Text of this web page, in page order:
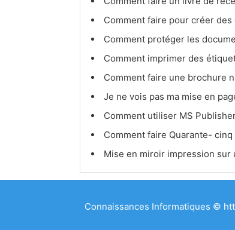
Comment faire pour créer
Comment protéger les
Comment imprimer des
Comment faire une brochure
Je ne vois pas ma mise en
Comment utiliser MS
Comment faire Quarante-
Mise en miroir impression sur
Connaissances Informatiques ©